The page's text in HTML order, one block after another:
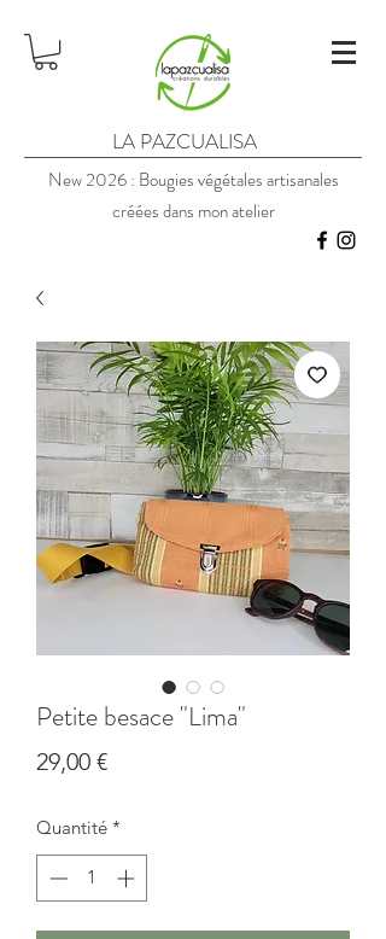
LA PAZCUALISA
New 2026 : Bougies végétales artisanales
créées dans mon atelier
Petite besace "Lima"
29,00 €Prix
Quantité *